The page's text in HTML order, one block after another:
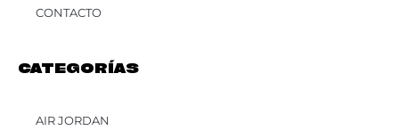
CONTACTO
CATEGORÍAS
AIR JORDAN